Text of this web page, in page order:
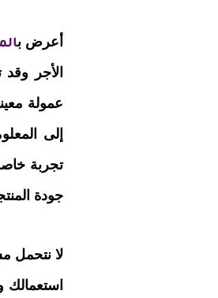
أعرض ب
عمولة
إلى
تجربة
جودة
لا نتحمل